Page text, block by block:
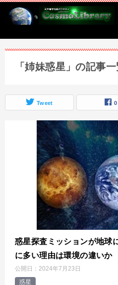
「姉妹惑星」の記事
Tweet 0
惑星探査ミッションが地球
に多い理由は環境の違いか
公開日： 2024年7月23日
惑星